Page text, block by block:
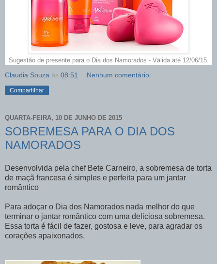
Sugestão de presente para o Dia dos Namorados - Válida até 12/06/15.
Claudia Souza às 08:51 Nenhum comentário:
Compartilhar
QUARTA-FEIRA, 10 DE JUNHO DE 2015
SOBREMESA PARA O DIA DOS
NAMORADOS
Desenvolvida pela chef Bete Carneiro, a sobremesa de torta
de maçã francesa é simples e perfeita para um jantar
romântico
Para adoçar o Dia dos Namorados nada melhor do que
terminar o jantar romântico com uma deliciosa sobremesa.
Essa torta é fácil de fazer, gostosa e leve, para agradar os
corações apaixonados.